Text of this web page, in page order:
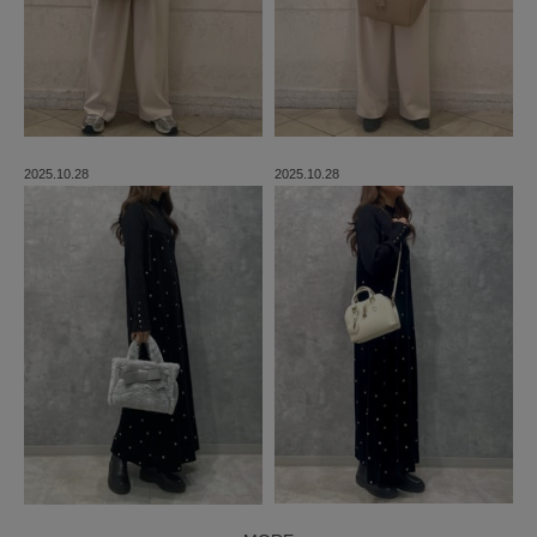
2025.10.28 2025.10.28